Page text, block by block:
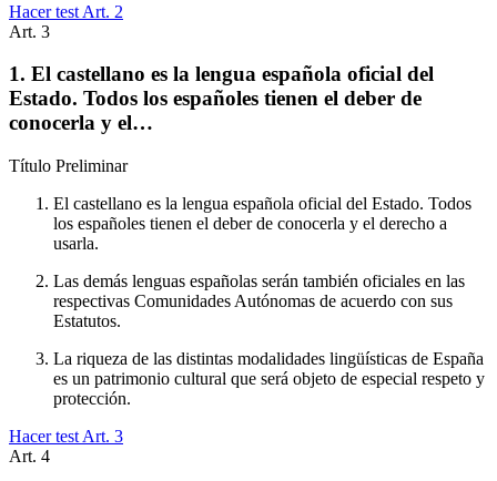
Hacer test Art. 2
Art. 3
1. El castellano es la lengua española oficial del
Estado. Todos los españoles tienen el deber de
conocerla y el…
Título Preliminar
El castellano es la lengua española oficial del Estado. Todos
los españoles tienen el deber de conocerla y el derecho a
usarla.
Las demás lenguas españolas serán también oficiales en las
respectivas Comunidades Autónomas de acuerdo con sus
Estatutos.
La riqueza de las distintas modalidades lingüísticas de España
es un patrimonio cultural que será objeto de especial respeto y
protección.
Hacer test Art. 3
Art. 4